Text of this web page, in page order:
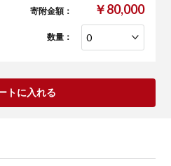
寄附金額： ￥80,000
数量：
トに入れる